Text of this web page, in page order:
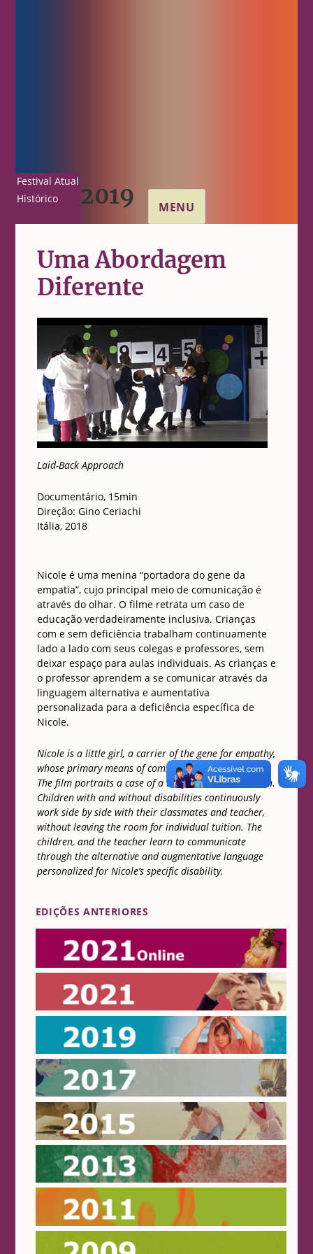
Festival Atual
Histórico
2019 MENU
Uma Abordagem
Diferente
Laid-Back Approach
Documentário, 15min
Direção: Gino Ceriachi
Itália, 2018
Nicole é uma menina “portadora do gene da
empatia”, cujo principal meio de comunicação é
através do olhar. O filme retrata um caso de
educação verdadeiramente inclusiva. Crianças
com e sem deficiência trabalham continuamente
lado a lado com seus colegas e professores, sem
deixar espaço para aulas individuais. As crianças e
o professor aprendem a se comunicar através da
linguagem alternativa e aumentativa
personalizada para a deficiência específica de
Nicole.
Nicole is a little girl, a carrier of the gene for empathy,
whose primary means of communication is her eyes.
The film portraits a case of a truly inclusive education.
Children with and without disabilities continuously
work side by side with their classmates and teacher,
without leaving the room for individual tuition. The
children, and the teacher learn to communicate
through the alternative and augmentative language
personalized for Nicole’s specific disability.
EDIÇÕES ANTERIORES
Online 2021
2021
2019
2017
2015
2013